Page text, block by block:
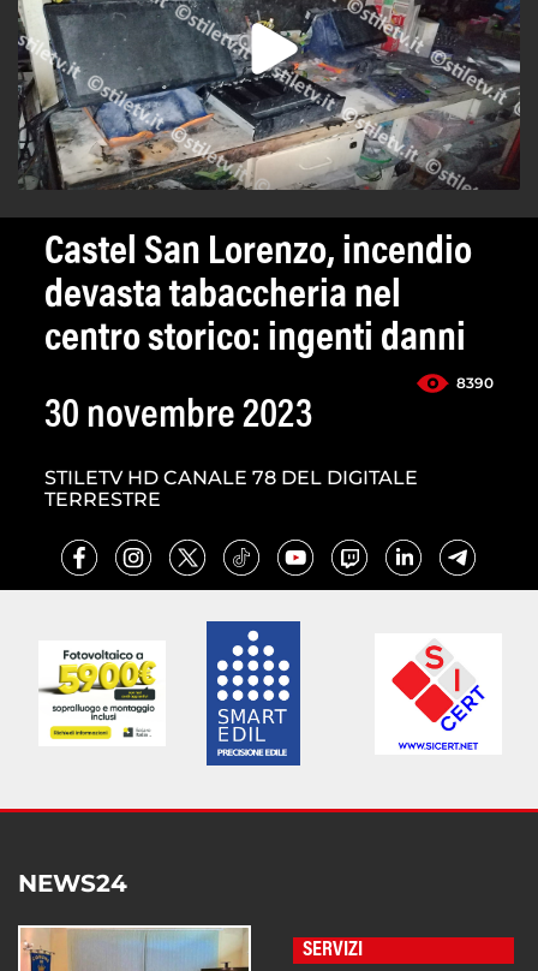
Castel San Lorenzo, incendio
devasta tabaccheria nel
centro storico: ingenti danni
8390
30 novembre 2023
STILETV HD CANALE 78 DEL DIGITALE
TERRESTRE
NEWS24
SERVIZI